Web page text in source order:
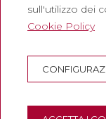
Società
Abadia de
Escolania
sull'utilizzo dei
Cookie Policy